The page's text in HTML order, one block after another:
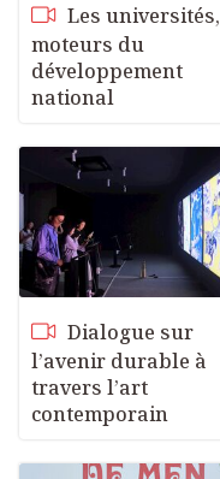
Les universités,
moteurs du
développement
national
Dialogue sur
l’avenir durable à
travers l’art
contemporain